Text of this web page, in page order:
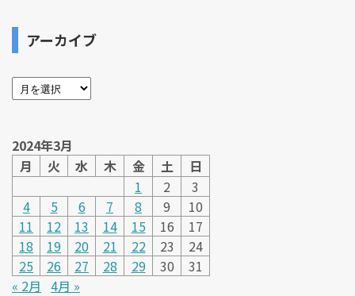
アーカイブ
2024年3月
月
火 水 木 金 土
日
1
2
3
4
5 6 7 8 9
10
11
12 13 14 15 16
17
18
19 20 21 22 23
24
25
26 27 28 29 30
31
« 2月 4月 »